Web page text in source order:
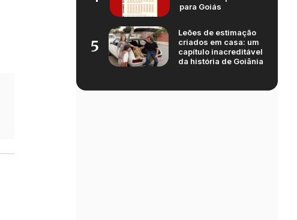
para Goiás
5
Leões de estimação
criados em casa: um
capítulo inacreditável
da história de Goiânia